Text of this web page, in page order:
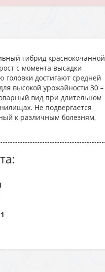
гибрид краснокочанной
с момента высадки
достигают средней
высокой урожайности 30 –
вид при длительном
Не подвергается
к различным болезням,